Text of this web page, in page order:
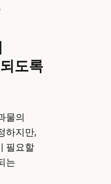
도록
물의
하지만,
필요할
는